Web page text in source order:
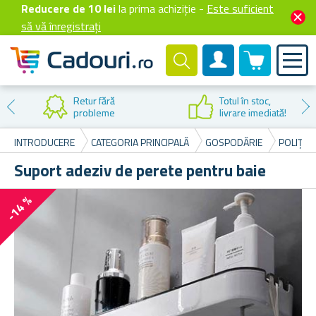
Reducere de 10 leila prima achiziție - Este suficient
să vă înregistrați
Cont client
0 produselor
Reducere la
prima cumpărare
INTRODUCERE CATEGORIA PRINCIPALĂ GOSPODĂRIE POLIȚE
Suport adeziv de perete pentru baie
-14 %